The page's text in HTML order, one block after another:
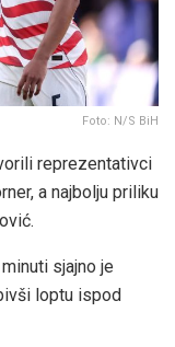
Foto: N/S BiH
reprezentativci
a najbolju priliku
sjajno je
loptu ispod